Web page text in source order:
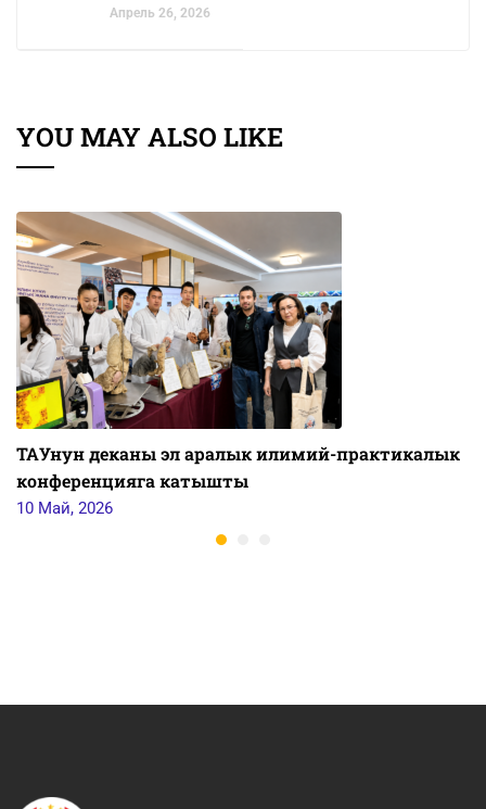
Апрель 26, 2026
YOU MAY ALSO LIKE
ТАУнун деканы эл аралык илимий-практикалык
конференцияга катышты
10 Май, 2026